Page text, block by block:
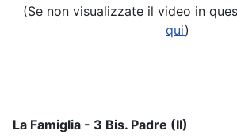
(Se non visualizzate il video in
qui)
La Famiglia - 3 Bis. Padre (II)